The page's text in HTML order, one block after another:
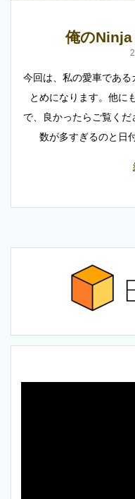
俺のNinja
今回は、私の愛車であ
とめになります。他に
で、良かったらご覧く
数が多すぎるのと日